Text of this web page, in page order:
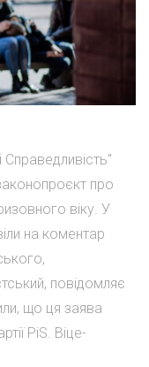
Справедливість"
про
віку. У
на коментар
повідомляє
що ця заява
PiS. Віце-